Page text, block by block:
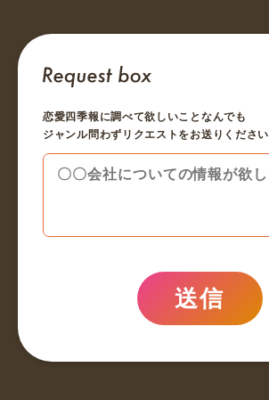
恋愛四季報に調べて欲しいことなんでも
ジャンル問わずリクエストをお送りください
送信